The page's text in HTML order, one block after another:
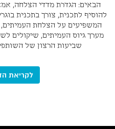
הבאים: הגדרת מדדי הצלחה,
להוסיף לתכנית, צורך בתכנית
המשפיעים על הצלחת העמיתים,
מערך גיוס העמיתים, שיקולים
שביעות הרצון של
לקריאת